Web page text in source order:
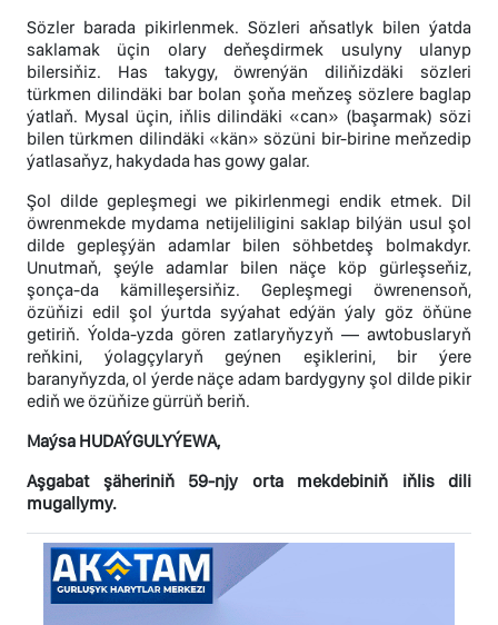
Sözler barada pikirlenmek. Sözleri aňsatlyk bilen ýatda
saklamak üçin olary deňeşdirmek usulyny ulanyp
bilersiňiz. Has takygy, öwrenýän diliňizdäki sözleri
türkmen dilindäki bar bolan şoňa meňzeş sözlere baglap
ýatlaň. Mysal üçin, iňlis dilindäki «can» (başarmak) sözi
bilen türkmen dilindäki «kän» sözüni bir-birine meňzedip
ýatlasaňyz, hakydada has gowy galar.
Şol dilde gepleşmegi we pikirlenmegi endik etmek. Dil
öwrenmekde mydama netijeliligini saklap bilýän usul şol
dilde gepleşýän adamlar bilen söhbetdeş bolmakdyr.
Unutmaň, şeýle adamlar bilen näçe köp gürleşseňiz,
şonça-da kämilleşersiňiz. Gepleşmegi öwrenensoň,
özüňizi edil şol ýurtda syýahat edýän ýaly göz öňüne
getiriň. Ýolda-yzda gören zatlaryňyzyň — awtobuslaryň
reňkini, ýolagçylaryň geýnen eşiklerini, bir ýere
baranyňyzda, ol ýerde näçe adam bardygyny şol dilde pikir
ediň we özüňize gürrüň beriň.
Maýsa HUDAÝGULYÝEWA,
Aşgabat şäheriniň 59-njy orta mekdebiniň iňlis dili
mugallymy.